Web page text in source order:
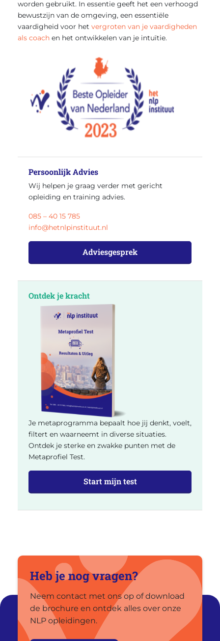
worden gebruikt. In essentie geeft het een verhoogd
bewustzijn van de omgeving, een essentiële
vaardigheid voor het vergroten van je vaardigheden
als coach en het ontwikkelen van je intuïtie.
Persoonlijk Advies
Wij helpen je graag verder met gericht
opleiding en training advies.
085 – 40 15 785
info@hetnlpinstituut.nl
Adviesgesprek
Ontdek je kracht
Je metaprogramma bepaalt hoe jij denkt, voelt,
filtert en waarneemt in diverse situaties.
Ontdek je sterke en zwakke punten met de
Metaprofiel Test.
Start mijn test
Heb je nog vragen?
Neem contact met ons op of download
de brochure en ontdek alles over onze
NLP opleidingen.